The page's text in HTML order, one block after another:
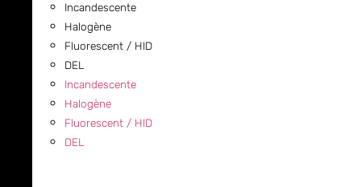
Incandescente
Halogène
Fluorescent / HID
DEL
Incandescente
Halogène
Fluorescent / HID
DEL